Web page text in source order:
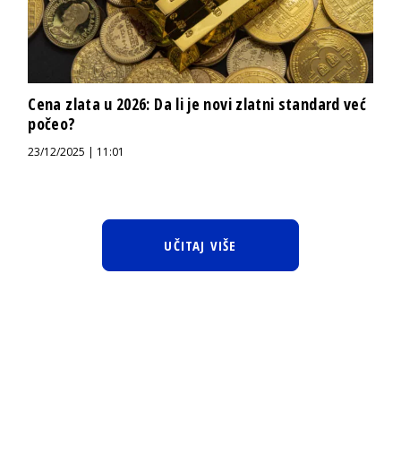
Cena zlata u 2026: Da li je novi zlatni standard već
počeo?
23/12/2025 | 11:01
UČITAJ VIŠE